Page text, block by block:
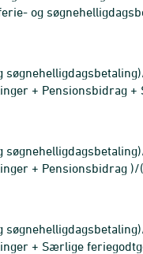
og
+ Pensionsbidrag
+ Pensionsbidrag
+ Særlige